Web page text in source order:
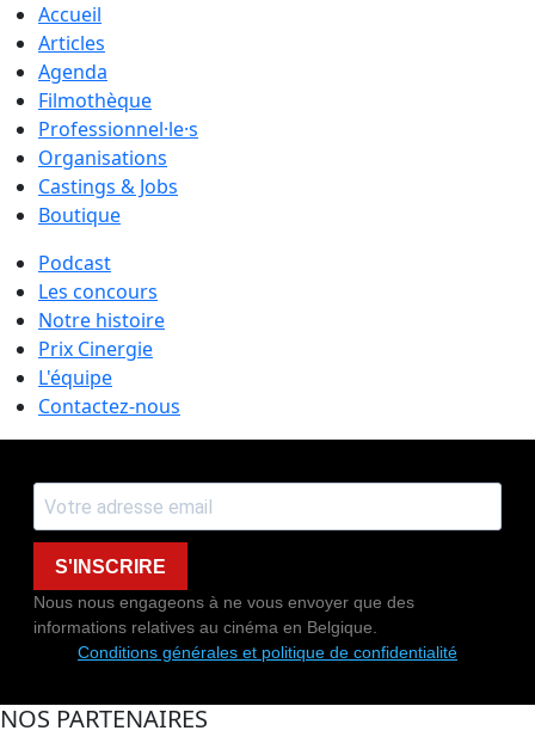
Accueil
Articles
Agenda
Filmothèque
Professionnel·le·s
Organisations
Castings & Jobs
Boutique
Podcast
Les concours
Notre histoire
Prix Cinergie
L'équipe
Contactez-nous
S'INSCRIRE
Nous nous engageons à ne vous envoyer que des
informations relatives au cinéma en Belgique.
Conditions générales et politique de confidentialité
NOS PARTENAIRES